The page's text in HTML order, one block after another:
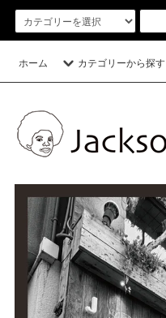
ホーム カテゴリーから探す